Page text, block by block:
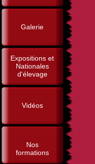
Galerie
Expositions et
Nationales
d'élevage
Vidéos
Nos
formations